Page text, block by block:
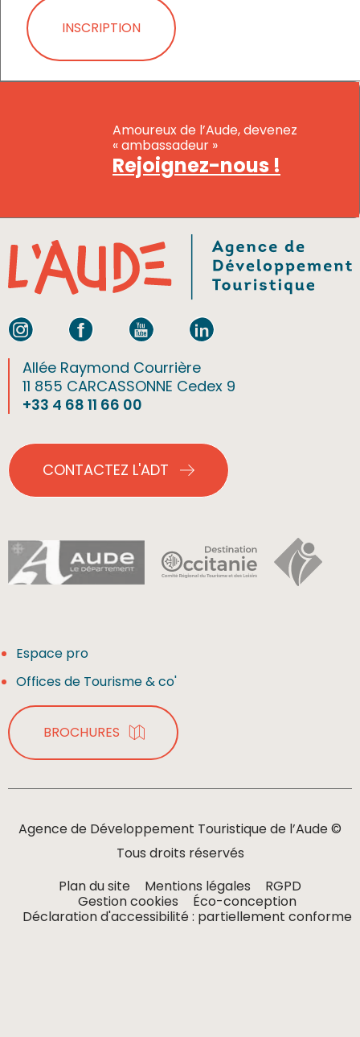
INSCRIPTION
Amoureux de l’Aude, devenez
« ambassadeur »
Rejoignez-nous !
Allée Raymond Courrière
11 855 CARCASSONNE Cedex 9
+33 4 68 11 66 00
CONTACTEZ L'ADT
Espace pro
Offices de Tourisme & co'
BROCHURES
Agence de Développement Touristique de l’Aude ©
Tous droits réservés
Plan du site
Mentions légales
RGPD
Gestion cookies
Éco-conception
Déclaration d'accessibilité : partiellement conforme